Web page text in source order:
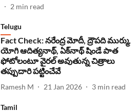
2 min read
Telugu
Fact Check: నరేంద్ర మోదీ, ద్రౌపది ముర్ము,
యోగి ఆదిత్యనాథ్, ఏక్‌నాథ్ షిండే పాత
ఫోటోలంటూ వైరల్ అవుతున్న చిత్రాలు
తప్పుదారి పట్టించేవే
Ramesh M 21 Jan 2026 3 min read
Tamil